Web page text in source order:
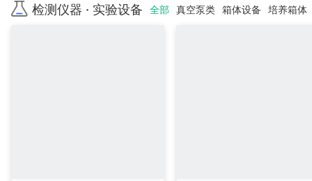
检测仪器 · 实验设备 全部 真空泵类 箱体设备 培养箱体